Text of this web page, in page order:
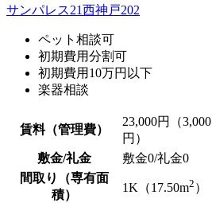
サンパレス21西神戸202
ペット相談可
初期費用分割可
初期費用10万円以下
楽器相談
賃料（管理費）
23,000円（3,000
円）
敷金/礼金 敷金0/礼金0
間取り（専有面
積）
1K（17.50m2 ）